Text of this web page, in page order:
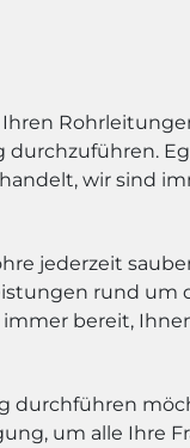
wir sind
jederzeit
rund um
bereit,
durchführen
um alle Ihre